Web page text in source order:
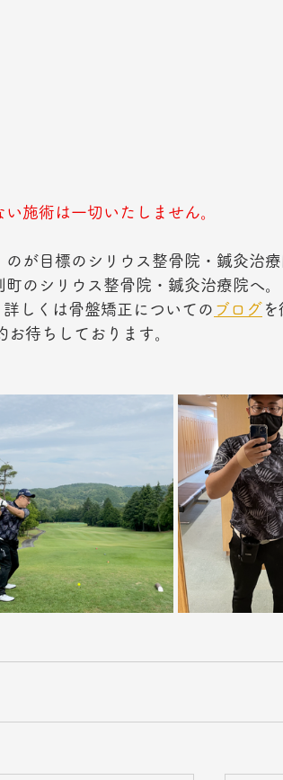
施術は一切いたしません。
が目標のシリウス整骨院・鍼灸治
のシリウス整骨院・鍼灸治療院へ。
しくは骨盤矯正についての ブログ
待ちしております。